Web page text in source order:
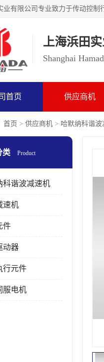
上海浜田
Shanghai
首页 供应商机
首页 > 供应商机 > 哈默纳科谐波
类 Product
科谐波减速机
速机
件
动器
行元件
服电机